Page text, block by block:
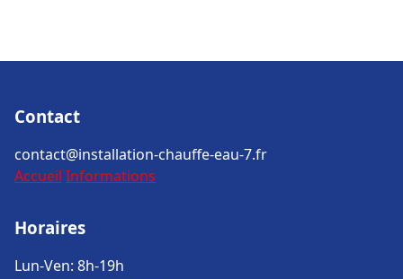
Contact
contact@installation-chauffe-eau-7.fr
Accueil Informations
Horaires
Lun-Ven: 8h-19h